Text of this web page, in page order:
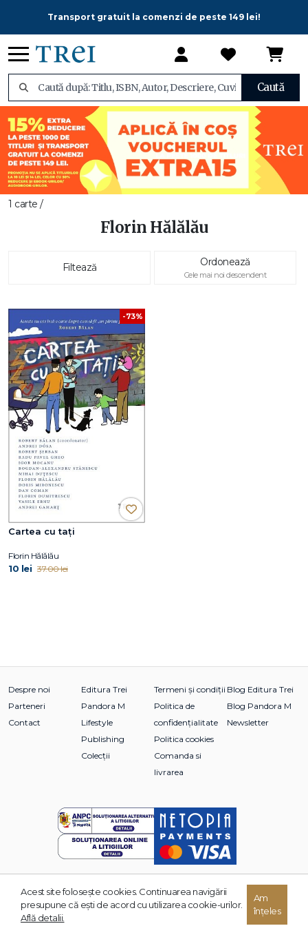
Transport gratuit la comenzi de peste 149 lei!
Caută
1 carte /
Florin Hălălău
Filtează Ordonează
Cele mai noi descendent
-73%
Cartea cu tați
Florin Hălălău
10 lei 37.00 lei
Despre noi
Parteneri
Contact
Editura Trei
Pandora M
Lifestyle
Publishing
Colecții
Termeni și condiții
Politica de
confidențialitate
Politica cookies
Comanda si
livrarea
Blog Editura Trei
Blog Pandora M
Newsletter
© 2026 Grupul Editorial TREI. Toate drepturile rezervate.
Acest site foloseşte cookies. Continuarea navigării
presupune că eşti de acord cu utilizarea cookie-urilor.
Află detalii.
Am
înțeles